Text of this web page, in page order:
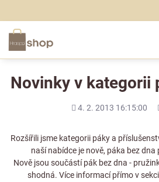
Novinky v kategorii
Přidáno
4. 2. 2013 16:15:00
Rozšířili jsme kategorii páky a
naší nabídce je nově, páka bez
Nově jsou součástí pák bez dna -
shodná. Více informací přímo v sekci